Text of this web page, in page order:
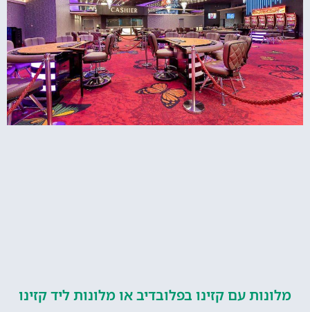
עם קזינו בפלובדיב או מלונות ליד קזינו